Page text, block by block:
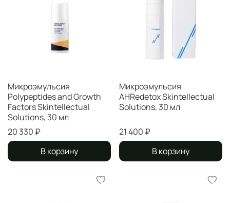
Микроэмульсия
Polypeptides and Growth
Factors Skintellectual
Solutions, 30 мл
20 330 ₽
В корзину
Микроэмульсия
AНRedetox Skintellectual
Solutions, 30 мл
21 400 ₽
В корзину